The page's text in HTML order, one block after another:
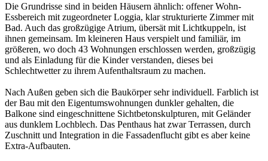
Die Grundrisse sind in beiden Häusern ähnlich: offener Wohn-
Essbereich mit zugeordneter Loggia, klar strukturierte Zimmer mit
Bad. Auch das großzügige Atrium, übersät mit Lichtkuppeln, ist
ihnen gemeinsam. Im kleineren Haus verspielt und familiär, im
größeren, wo doch 43 Wohnungen erschlossen werden, großzügig
und als Einladung für die Kinder verstanden, dieses bei
Schlechtwetter zu ihrem Aufenthaltsraum zu machen.
Nach Außen geben sich die Baukörper sehr individuell. Farblich ist
der Bau mit den Eigentumswohnungen dunkler gehalten, die
Balkone sind eingeschnittene Sichtbetonskulpturen, mit Geländer
aus dunklem Lochblech. Das Penthaus hat zwar Terrassen, durch
Zuschnitt und Integration in die Fassadenflucht gibt es aber keine
Extra-Aufbauten.